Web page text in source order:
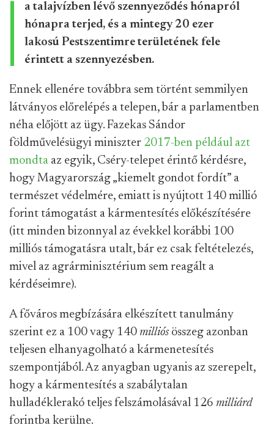
a talajvízben lévő szennyeződés hónapról
hónapra terjed, és a mintegy 20 ezer
lakosú Pestszentimre területének fele
érintett a szennyezésben.
Ennek ellenére továbbra sem történt semmilyen
látványos előrelépés a telepen, bár a parlamentben
néha előjött az ügy. Fazekas Sándor
földművelésügyi miniszter 2017-ben például azt
mondta az egyik, Cséry-telepet érintő kérdésre,
hogy Magyarország „kiemelt gondot fordít” a
természet védelmére, emiatt is nyújtott 140 millió
forint támogatást a kármentesítés előkészítésére
(itt minden bizonnyal az évekkel korábbi 100
milliós támogatásra utalt, bár ez csak feltételezés,
mivel az agrárminisztérium sem reagált a
kérdéseimre).
A főváros megbízására elkészített tanulmány
szerint ez a 100 vagy 140 milliósösszeg azonban
teljesen elhanyagolható a kármenetesítés
szempontjából. Az anyagban ugyanis az szerepelt,
hogy a kármentesítés a szabálytalan
hulladéklerakó teljes felszámolásával 126 milliárd
forintba kerülne.